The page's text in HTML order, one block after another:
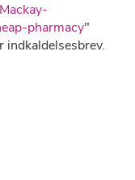
pharmacy"